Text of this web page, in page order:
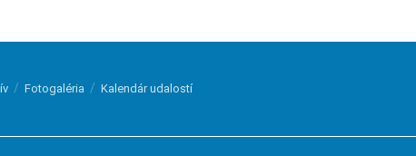
Fotogaléria Kalendár udalostí